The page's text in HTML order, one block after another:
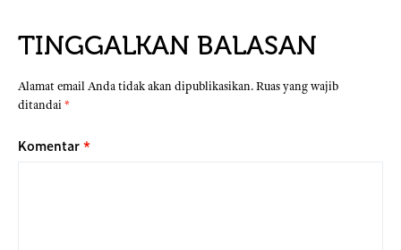
TINGGALKAN BALASAN
Alamat email Anda tidak akan dipublikasikan.Ruas yang wajib
ditandai*
Komentar*